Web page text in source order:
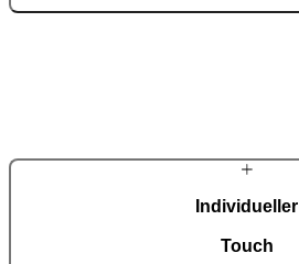
Individueller
Touch